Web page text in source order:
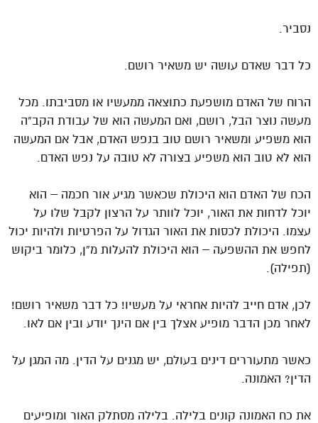
נסביר.
כל דבר שאדם עושה יש משאיר רושם.
הרוח של האדם מושפעת כתוצאה ממעשיו או מסביבתו. מכל
מעשה נוצר הבל, רושם, ואם המעשה הוא של עבודת הקב”ה
הוא משפיע ומשאיר רושם טוב בנפש האדם, אבל אם המעשה
הוא לא טוב הוא משפיע בצורה לא טובה על נפש האדם.
הכח של האדם הוא היכולת שכאשר מגיע אור חכמה – הוא
יוכל לדחות את האור, יוכל לוותר על הרצון לקבל שלו על
עצמו. היכולת לכסות את האור הגדול על הפרטיות ולהיות יכול
לחפש את ההשפעה – הוא היכולת להעלות מ”ן, כלומר ביקוש
(תפילה).
לכן, אדם חייב להיות אחראי על מעשיו! כל דבר משאיר רושם!
לאחר מכן הדבר מופיע אצלך בין אם הינך יודע ובין אם לאו.
כאשר מתעוררים דינים בעולם, יש מגנים על הדין. מה המגן על
הדין? האמונה.
את כח האמונה קונים בלילה. בלילה מסתלק האור ומופיעים